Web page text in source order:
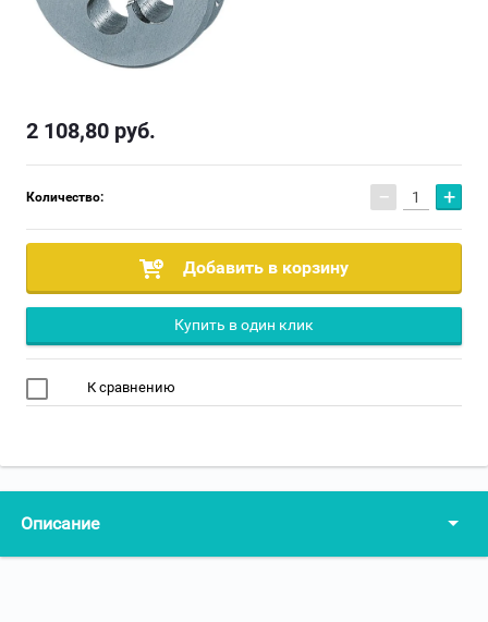
2 108,80 руб.
Количество: − +
Добавить в корзину
Купить в один клик
К сравнению
Описание